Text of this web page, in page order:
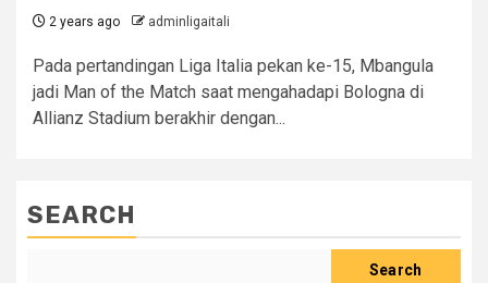
2 years ago adminligaitali
Pada pertandingan Liga Italia pekan ke-15, Mbangula
jadi Man of the Match saat mengahadapi Bologna di
Allianz Stadium berakhir dengan...
SEARCH
Search